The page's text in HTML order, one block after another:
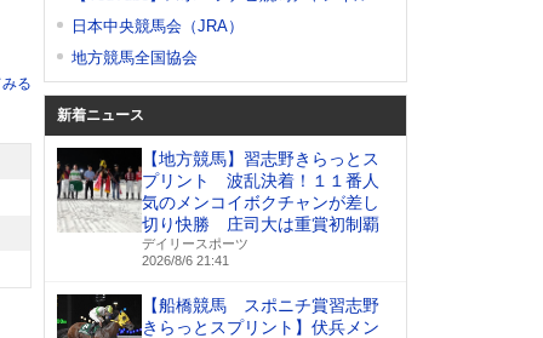
る
日本中央競馬会（JRA）
地方競馬全国協会
新着ニュース
【地方競馬】習志野きらっとス
プリント 波乱決着！１１番人
気のメンコイボクチャンが差し
切り快勝 庄司大は重賞初制覇
デイリースポーツ
2026/8/6 21:41
【船橋競馬 スポニチ賞習志野
きらっとスプリント】伏兵メン